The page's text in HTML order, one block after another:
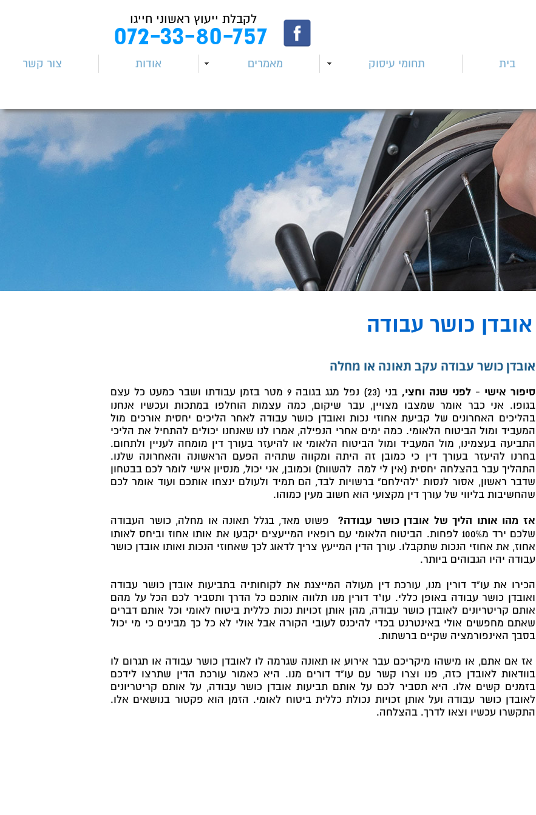
בית תחומי עיסוק מאמרים אודות צור קשר
072-33-80-757
לקבלת ייעוץ ראשוני חייגו
אובדן כושר עבודה עקב תאונה או מחלה
סיפור אישי - לפני שנה וחצי,
בני (23) נפל מגג בגובה 9 מטר בזמן עבודתו ושבר כמעט כל עצם
בגופו. אני כבר אומר שמצבו מצויין, עבר שיקום, כמה עצמות הוחלפו במתכות ועכשיו אנחנו
בהליכים האחרונים של קביעת אחוזי נכות ואובדן כושר עבודה לאחר הליכים יחסית אורכים מול
המעביד ומול הביטוח הלאומי. כמה ימים אחרי הנפילה, אמרו לנו שאנחנו יכולים להתחיל את הליכי
התביעה בעצמינו, מול המעביד ומול הביטוח הלאומי או להיעזר בעורך דין מומחה לעניין ולתחום.
בחרנו להיעזר בעורך דין כי כמובן זה היתה ומקווה שתהיה הפעם הראשונה והאחרונה שלנו.
התהליך עבר בהצלחה יחסית (אין לי למה להשוות) וכמובן, אני יכול, מנסיון אישי לומר לכם בבטחון
שדבר ראשון, אסור לנסות "להילחם" ברשויות לבד, הם תמיד ולעולם ינצחו אותכם ועוד אומר לכם
שהחשיבות בליווי של עורך דין מקצועי הוא חשוב מעין כמוהו.
אז מהו אותו הליך של אובדן כושר עבודה?
פשוט מאד, בגלל תאונה או מחלה, כושר העבודה
שלכם ירד מ100% לפחות. הביטוח הלאומי עם רופאיו המייעצים יקבעו את אותו אחוז וביחס לאותו
אחוז, את אחוזי הנכות שתקבלו. עורך הדין המייעץ צריך לדאוג לכך שאחוזי הנכות ואותו אובדן כושר
עבודה יהיו הגבוהים ביותר.
הכירו את עו"ד דורין מנו, עורכת דין מעולה המייצגת את לקוחותיה בתביעות אובדן כושר עבודה
ואובדן כושר עבודה באופן כללי. עו"ד דורין מנו תלווה אותכם כל הדרך ותסביר לכם הכל על מהם
אותם קריטריונים לאובדן כושר עבודה, מהן אותן זכויות נכות כללית ביטוח לאומי וכל אותם דברים
שאתם מחפשים אולי באינטרנט בכדי להיכנס לעובי הקורה אבל אולי לא כל כך מבינים כי מי יכול
בסבך האינפורמציה שקיים ברשתות.
אז אם אתם, או מישהו מיקריכם עבר אירוע או תאונה שגרמה לו לאובדן כושר עבודה או תגרום לו
בוודאות לאובדן כזה, פנו וצרו קשר עם עו"ד דורים מנו. היא כאמור עורכת הדין שתרצו לידכם
בזמנים קשים אלו. היא תסביר לכם על אותם תביעות אובדן כושר עבודה, על אותם קריטריונים
לאובדן כושר עבודה ועל אותן זכויות נכולת כללית ביטוח לאומי. הזמן הוא פקטור בנושאים אלו.
התקשרו עכשיו וצאו לדרך. בהצלחה.
אובדן כושר עבודה